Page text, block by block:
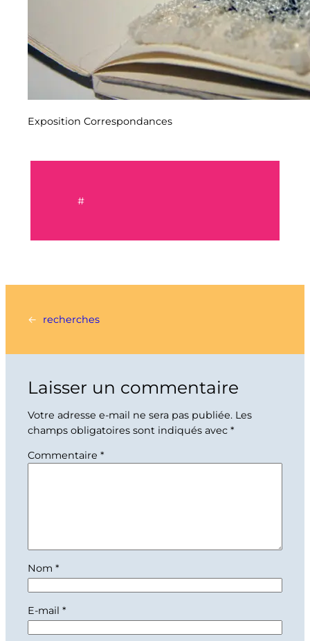
Exposition Correspondances
#
← recherches
Laisser un commentaire
Votre adresse e-mail ne sera pas publiée. Les
champs obligatoires sont indiqués avec *
Commentaire *
Nom *
E-mail *